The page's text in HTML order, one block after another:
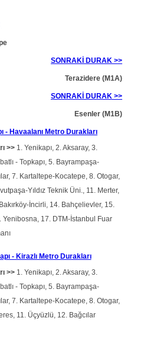
SONRAKİ DURAK >>
SONRAKİ DURAK >>
- Havaalanı Metro Durakları
- Kirazlı Metro Durakları
Terazidere (M1A)
Esenler (M1B)
>> 1. Yenikapı, 2. Aksaray, 3.
- Topkapı, 5. Bayrampaşa-
7. Kartaltepe-Kocatepe, 8. Otogar,
Yıldız Teknik Üni., 11. Merter,
İncirli, 14. Bahçelievler, 15.
Yenibosna, 17. DTM-İstanbul Fuar
>> 1. Yenikapı, 2. Aksaray, 3.
- Topkapı, 5. Bayrampaşa-
7. Kartaltepe-Kocatepe, 8. Otogar,
11. Üçyüzlü, 12. Bağcılar